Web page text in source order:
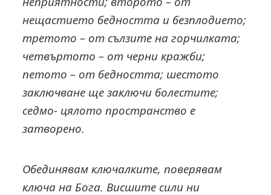
нещастието бедността и безплодието;
третото – от сълзите на горчилката;
четвъртото – от черни кражби;
петото – от бедността; шестото
заключване ще заключи болестите;
седмо- цялото пространство е
затворено.
Обединявам ключалките, поверявам
ключа на Бога. Висшите сили ни